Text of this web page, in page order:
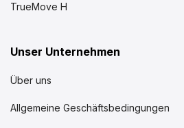
TrueMove H
Unser Unternehmen
Über uns
Allgemeine Geschäftsbedingungen